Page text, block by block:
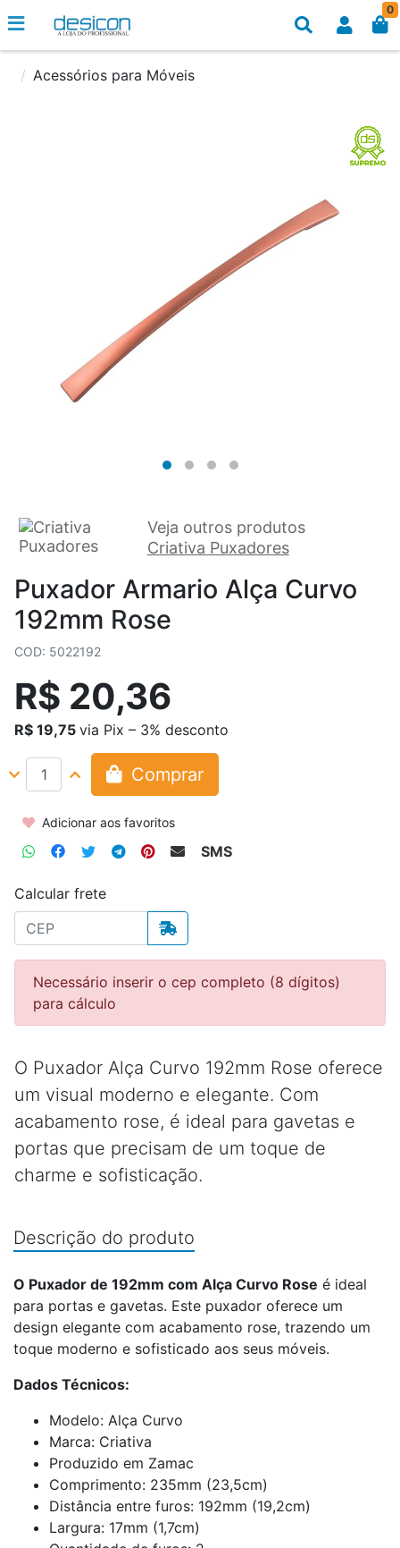
0
Acessórios para Móveis
Veja outros produtos
Criativa Puxadores
Puxador Armario Alça Curvo
192mm Rose
COD: 5022192
R$ 20,36
R$ 19,75 via Pix – 3% desconto
Comprar
Adicionar aos favoritos
SMS
Calcular frete
Necessário inserir o cep completo (8 dígitos)
para cálculo
O Puxador Alça Curvo 192mm Rose oferece
um visual moderno e elegante. Com
acabamento rose, é ideal para gavetas e
portas que precisam de um toque de
charme e sofisticação.
Descrição do produto
O Puxador de 192mm com Alça Curvo Rose é ideal
para portas e gavetas. Este puxador oferece um
design elegante com acabamento rose, trazendo um
toque moderno e sofisticado aos seus móveis.
Dados Técnicos:
Modelo: Alça Curvo
Marca: Criativa
Produzido em Zamac
Comprimento: 235mm (23,5cm)
Distância entre furos: 192mm (19,2cm)
Largura: 17mm (1,7cm)